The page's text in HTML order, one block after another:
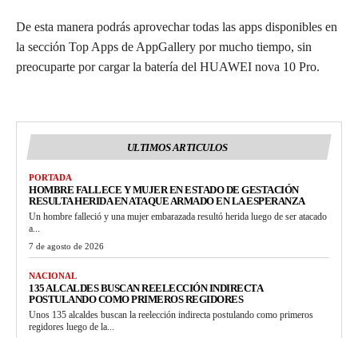
De esta manera podrás aprovechar todas las apps disponibles en
la sección Top Apps de AppGallery por mucho tiempo, sin
preocuparte por cargar la batería del HUAWEI nova 10 Pro.
ULTIMOS ARTICULOS
PORTADA
HOMBRE FALLECE Y MUJER EN ESTADO DE GESTACIÓN
RESULTA HERIDA EN ATAQUE ARMADO EN LA ESPERANZA
Un hombre falleció y una mujer embarazada resultó herida luego de ser atacado
a...
7 de agosto de 2026
NACIONAL
135 ALCALDES BUSCAN REELECCIÓN INDIRECTA
POSTULANDO COMO PRIMEROS REGIDORES
Unos 135 alcaldes buscan la reelección indirecta postulando como primeros
regidores luego de la...